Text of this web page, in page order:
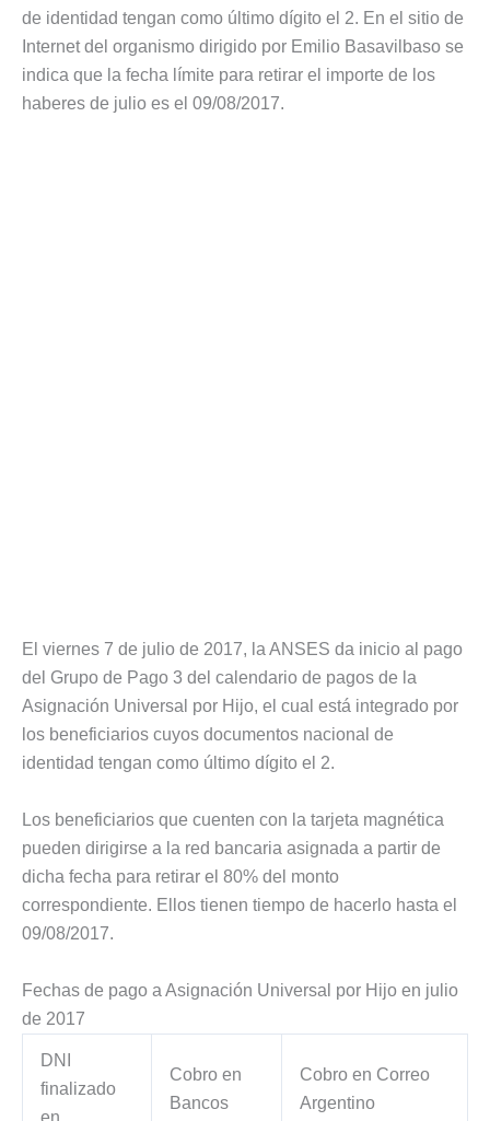
de identidad tengan como último dígito el 2. En el sitio de
Internet del organismo dirigido por Emilio Basavilbaso se
indica que la fecha límite para retirar el importe de los
haberes de julio es el 09/08/2017.
El viernes 7 de julio de 2017, la ANSES da inicio al pago
del Grupo de Pago 3 del calendario de pagos de la
Asignación Universal por Hijo, el cual está integrado por
los beneficiarios cuyos documentos nacional de
identidad tengan como último dígito el 2.
Los beneficiarios que cuenten con la tarjeta magnética
pueden dirigirse a la red bancaria asignada a partir de
dicha fecha para retirar el 80% del monto
correspondiente. Ellos tienen tiempo de hacerlo hasta el
09/08/2017.
Fechas de pago a Asignación Universal por Hijo en julio
de 2017
DNI
finalizado
en
Cobro en
Bancos
Cobro en Correo
Argentino